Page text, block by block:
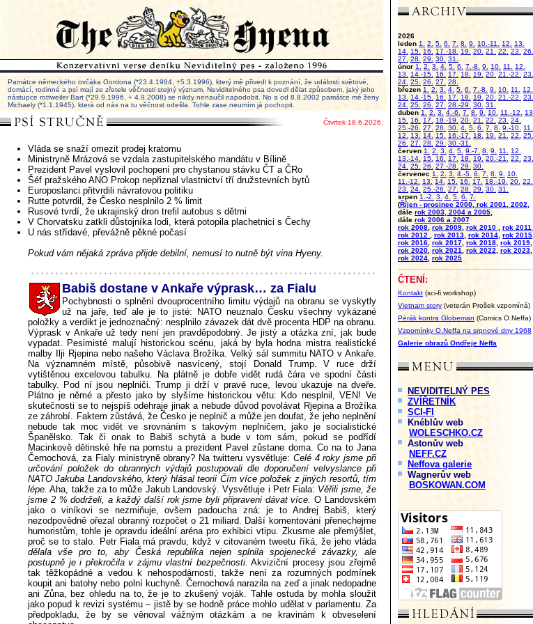
2026
leden 1. 2. 5. 6. 7. 8. 9. 10.-11. 12.
13.
14.
15. 16. 17.-18. 19. 20. 21. 22. 23.
26.
27.
28. 29. 30. 31.
únor 1. 2. 3. 4. 5. 6. 7.-8. 9. 10. 11.
12.
13.
14.-15. 16. 17. 18. 19. 20. 21.-22.
23.
24. 25. 26. 27.
28.
březen 1. 2. 3. 4. 5. 6. 7.-8. 9. 10. 11.
12.
13.
14.-15. 16. 17. 18. 19. 20. 21.-22.
23.
24. 25. 26. 27. 28.-29. 30. 31.
duben 1. 2. 3. 4.-6. 7. 8. 9. 10. 11.-12.
13.
15.
16. 17. 18.-19. 20. 21. 22. 23.
24.
25.-26.
27. 28. 30. 4. 5. 6. 7. 8. 9.-10.
11.
12.
13. 14. 15. 16.-17. 18. 19. 21. 22.
25.
26.
27. 28. 29.
30.-31.
červen 1. 2. 3. 4. 5. 9.-7. 8. 9. 11.
12.
13.-14.
15. 16. 17. 18. 19. 20.-21. 22.
23.
24. 25. 26. 27.-28. 29.
30.
červenec 1. 2. 3. 4.-5. 6. 7. 8. 9.
10.
11.-12.
13. 14. 15. 16. 17. 18.-19. 20. 22.
23.
24. 25.-26. 27. 28. 29. 30. 31.
srpen 1.-2. 3. 4. 5. 6. 7.
(Říjen - prosinec 2000, rok 2001, 2002,
dále rok 2003, 2004 a 2005
dále rok 2006 a 2007
rok 2008 rok 2009 rok 2010 rok 2011
rok 2012
rok 2013 rok 2014 rok 2015
rok 2016 rok 2017 rok 2018 rok 2019
rok 2020 rok 2021 rok 2022 rok 2023
rok 2024 rok 2025
ČTENÍ:
Kontakt (sci-fi workshop)
Vietnam story (veterán Prošek vzpomíná)
Pérák kontra Globeman (Comics O.Neffa)
Vzpomínky O.Neffa na srpnové dny 1968
Galerie obrazů Ondřeje Neffa
NEVIDITELNÝ PES
ZVÍŘETNÍK
SCI-FI
Knéblův web
WOLESCHKO.CZ
Astonův web
NEFF.CZ
Neffova galerie
Wagnerův web
BOSKOWAN.COM
Památce německého ovčáka Gordona (*23.4.1984, +5.3.1996), který mě přivedl k poznání, že události světové,
domácí, rodinné a psí mají ze zřetele věčnosti stejný význam. Neviditelného psa dovedl dělat způsobem, jaký jeho
nástupce rottweiler Bart (*29.9.1996, + 4.9.2008) se nikdy nenaučil napodobit. No a od 8.8.2002 památce mé ženy
Michaely (*1.1.1945), která od nás na tu věčnost odešla. Tohle zase neumím já pochopit.
Čtvrtek 18.6.2026.
Vláda se snaží omezit prodej kratomu
Ministryně Mrázová se vzdala zastupitelského mandátu v Bílině
Prezident Pavel vyslovil pochopení pro chystanou stávku ČT a ČRo
Šéf pražského ANO Prokop nepřiznal vlastnictví tří družstevních bytů
Europoslanci přitvrdili návratovou politiku
Rutte potvrdil, že Česko nesplnilo 2 % limit
Rusové tvrdí, že ukrajinský dron trefil autobus s dětmi
V Chorvatsku zatkli důstojníka lodi, která potopila plachetnici s Čechy
U nás střídavé, převážně pěkné počasí
Pokud vám nějaká zpráva přijde debilní, nemusí to nutně být vina Hyeny.
Babiš dostane v Ankaře výprask… za Fialu
Pochybnosti o splnění dvouprocentního limitu výdajů na obranu se vyskytly
už na jaře, teď ale je to jisté: NATO neuznalo Česku všechny vykázané
položky a verdikt je jednoznačný: nesplnilo závazek dát dvě procenta HDP na obranu.
Výprask v Ankaře už tedy není jen pravděpodobný. Je jistý a otázka zní, jak bude
vypadat. Pesimisté malují historickou scénu, jaká by byla hodna mistra realistické
malby Ilji Rjepina nebo našeho Václava Brožíka. Velký sál summitu NATO v Ankaře.
Na významném místě, působivě nasvícený, stojí Donald Trump. V ruce drží
vytištěnou excelovou tabulku. Na plátně je dobře vidět rudá čára ve spodní části
tabulky. Pod ní jsou neplniči. Trump ji drží v pravé ruce, levou ukazuje na dveře.
Plátno je němé a přesto jako by slyšíme historickou větu: Kdo nesplnil, VEN! Ve
skutečnosti se to nejspíš odehraje jinak a nebude důvod povolávat Rjepina a Brožíka
ze záhrobí. Faktem zůstává, že Česko je neplnič a může jen doufat, že jeho neplnění
nebude tak moc vidět ve srovnáním s takovým neplničem, jako je socialistické
Španělsko. Tak či onak to Babiš schytá a bude v tom sám, pokud se podřídí
Macinkově dětinské hře na pomstu a prezident Pavel zůstane doma. Co na to Jana
Černochová, za Fialy ministryně obrany? Na twitteru vysvětluje: Celé 4 roky jsme při
určování položek do obranných výdajů postupovali dle doporučení velvyslance při
NATO Jakuba Landovského, který hlásal teorii Čím více položek z jiných resortů, tím
lépe. Aha, takže za to může Jakub Landovský. Vysvětluje i Petr Fiala: Věřili jsme, že
jsme 2 % dodrželi, a každý další rok jsme byli připraveni dávat více.O Landovském
jako o viníkovi se nezmiňuje, ovšem padoucha zná: je to Andrej Babiš, který
nezodpovědně ořezal obranný rozpočet o 21 miliard. Další komentování přenechejme
humoristům, tohle je opravdu ideální aréna pro exhibici vtipu. Zkusme ale přemýšlet,
proč se to stalo. Petr Fiala má pravdu, když v citovaném tweetu říká, že jeho vláda
dělala vše pro to, aby Česká republika nejen splnila spojenecké závazky, ale
postupně je i překročila v zájmu vlastní bezpečnosti. Akviziční procesy jsou zřejmě
tak těžkopádné a vedou k nehospodárnosti, takže není za rozumných podmínek
koupit ani batohy nebo polní kuchyně. Černochová narazila na zeď a jinak nedopadne
ani Zůna, bez ohledu na to, že je to zkušený voják. Tahle ostuda by mohla sloužit
jako popud k revizi systému – jistě by se hodně práce mohlo udělat v parlamentu. Za
předpokladu, že by se věnoval vážným otázkám a ne kravinám k obveselení